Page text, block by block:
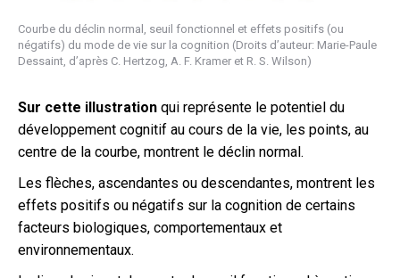
Courbe du déclin normal, seuil fonctionnel et effets positifs (ou
négatifs) du mode de vie sur la cognition (Droits d’auteur: Marie-Paule
Dessaint, d’après C. Hertzog, A. F. Kramer et R. S. Wilson)
Sur cette illustration qui représente le potentiel du
développement cognitif au cours de la vie, les points, au
centre de la courbe, montrent le déclin normal.
Les flèches, ascendantes ou descendantes, montrent les
effets positifs ou négatifs sur la cognition de certains
facteurs biologiques, comportementaux et
environnementaux.